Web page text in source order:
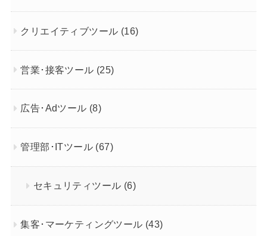
クリエイティブツール (16)
営業･接客ツール (25)
広告･Adツール (8)
管理部･ITツール (67)
セキュリティツール (6)
集客･マーケティングツール (43)